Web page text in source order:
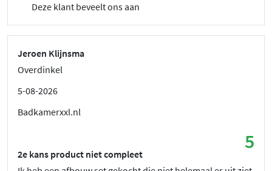
Deze klant beveelt ons aan
Jeroen Klijnsma
Overdinkel
5-08-2026
Badkamerxxl.nl
5
2e kans product niet compleet